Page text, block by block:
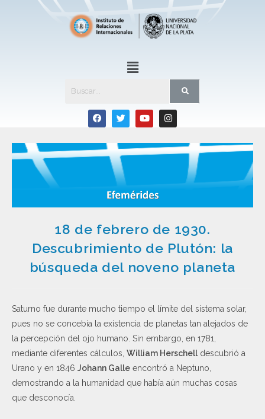
18 de febrero de 1930.
Descubrimiento de Plutón: la
búsqueda del noveno planeta
Saturno fue durante mucho tiempo el límite del sistema solar,
pues no se concebía la existencia de planetas tan alejados de
la percepción del ojo humano. Sin embargo, en 1781,
mediante diferentes cálculos, William Herschell descubrió a
Urano y en 1846 Johann Galle encontró a Neptuno,
demostrando a la humanidad que había aún muchas cosas
que desconocía.